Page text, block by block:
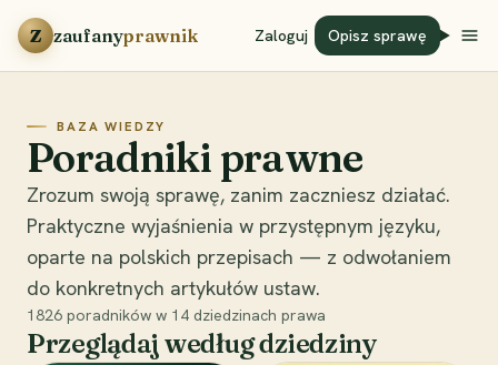
Przejdź do treści
Z zaufanyprawnik Zaloguj Opisz sprawę
BAZA WIEDZY
Poradniki prawne
Zrozum swoją sprawę, zanim zaczniesz działać.
Praktyczne wyjaśnienia w przystępnym języku,
oparte na polskich przepisach — z odwołaniem
do konkretnych artykułów ustaw.
1826 poradników w 14 dziedzinach prawa
Przeglądaj według dziedziny